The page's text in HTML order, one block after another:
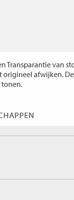
Transparantie van
afwijken.